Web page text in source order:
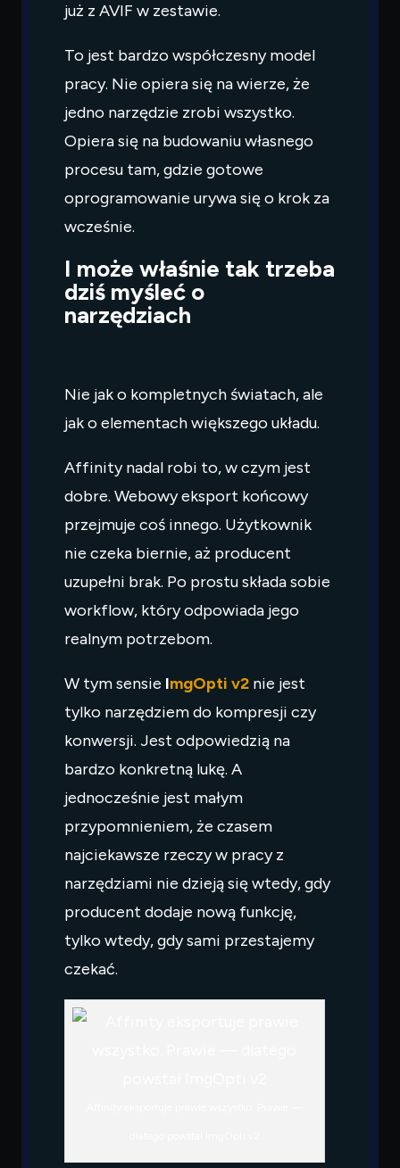
już z AVIF w zestawie.
To jest bardzo współczesny model
pracy. Nie opiera się na wierze, że
jedno narzędzie zrobi wszystko.
Opiera się na budowaniu własnego
procesu tam, gdzie gotowe
oprogramowanie urywa się o krok za
wcześnie.
I może właśnie tak trzeba
dziś myśleć o
narzędziach
Nie jak o kompletnych światach, ale
jak o elementach większego układu.
Affinity nadal robi to, w czym jest
dobre. Webowy eksport końcowy
przejmuje coś innego. Użytkownik
nie czeka biernie, aż producent
uzupełni brak. Po prostu składa sobie
workflow, który odpowiada jego
realnym potrzebom.
W tym sensie ImgOpti v2 nie jest
tylko narzędziem do kompresji czy
konwersji. Jest odpowiedzią na
bardzo konkretną lukę. A
jednocześnie jest małym
przypomnieniem, że czasem
najciekawsze rzeczy w pracy z
narzędziami nie dzieją się wtedy, gdy
producent dodaje nową funkcję,
tylko wtedy, gdy sami przestajemy
czekać.